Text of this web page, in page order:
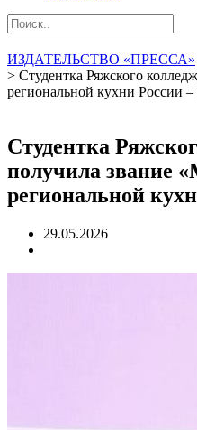
ИЗДАТЕЛЬСТВО «ПРЕССА»
> Студентка Ряжского
региональной кухни России –
Студентка
получила звание
региональной
29.05.2026